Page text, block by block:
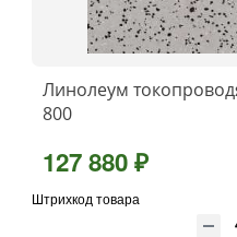
Линолеум
800
127 880 ₽
Штрихкод товара